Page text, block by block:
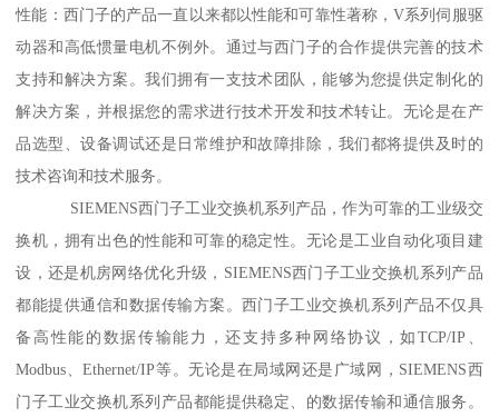
性能：西门子的产品一直以来都以性能和可靠性著称，V系列伺服驱
动器和高低惯量电机不例外。通过与西门子的合作提供完善的技术
支持和解决方案。我们拥有一支技术团队，能够为您提供定制化的
解决方案，并根据您的需求进行技术开发和技术转让。无论是在产
品选型、设备调试还是日常维护和故障排除，我们都将提供及时的
技术咨询和技术服务。
SIEMENS西门子工业交换机系列产品，作为可靠的工业级交
换机，拥有出色的性能和可靠的稳定性。无论是工业自动化项目建
设，还是机房网络优化升级，SIEMENS西门子工业交换机系列产品
都能提供通信和数据传输方案。西门子工业交换机系列产品不仅具
备高性能的数据传输能力，还支持多种网络协议，如TCP/IP、
Modbus、Ethernet/IP等。无论是在局域网还是广域网，SIEMENS西
门子工业交换机系列产品都能提供稳定、的数据传输和通信服务。